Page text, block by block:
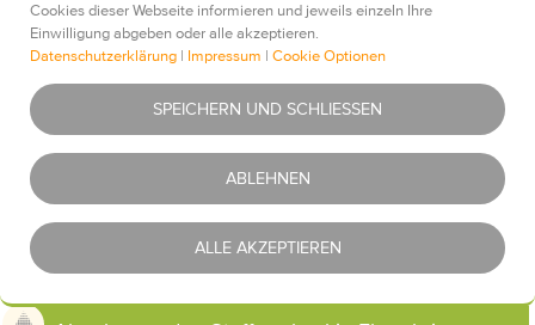
Cookies dieser Webseite informieren und jeweils einzeln Ihre
Einwilligung abgeben oder alle akzeptieren.
Datenschutzerklärung | Impressum | Cookie Optionen
Was ist das?
Was ist das?
Google Analytics (UA) Was ist das?
SPEICHERN UND SCHLIESSEN
ABLEHNEN
ALLE AKZEPTIEREN